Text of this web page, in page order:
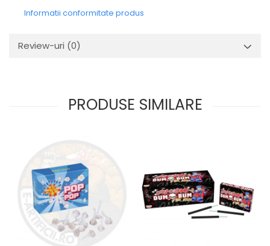
Informatii conformitate produs
Review-uri (0)
PRODUSE SIMILARE